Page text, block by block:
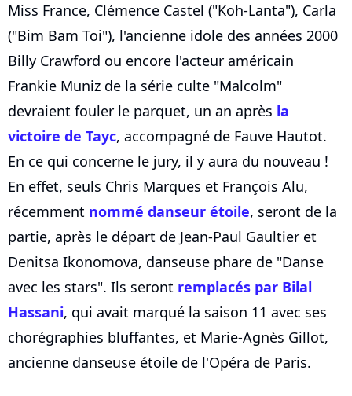
Miss France, Clémence Castel ("Koh-Lanta"), Carla
("Bim Bam Toi"), l'ancienne idole des années 2000
Billy Crawford ou encore l'acteur américain
Frankie Muniz de la série culte "Malcolm"
devraient fouler le parquet, un an après la
victoire de Tayc, accompagné de Fauve Hautot.
En ce qui concerne le jury, il y aura du nouveau !
En effet, seuls Chris Marques et François Alu,
récemment nommé danseur étoile, seront de la
partie, après le départ de Jean-Paul Gaultier et
Denitsa Ikonomova, danseuse phare de "Danse
avec les stars". Ils seront remplacés par Bilal
Hassani, qui avait marqué la saison 11 avec ses
chorégraphies bluffantes, et Marie-Agnès Gillot,
ancienne danseuse étoile de l'Opéra de Paris.